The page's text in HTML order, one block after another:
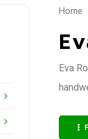
Home
Eva